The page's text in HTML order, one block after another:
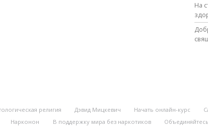
На
религия Дэвид Мицкевич Начать онлайн-курс
Нарконон В поддержку мира без наркотиков